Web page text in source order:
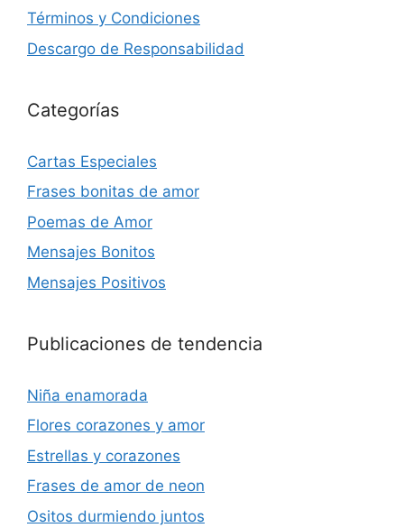
Términos y Condiciones
Descargo de Responsabilidad
Categorías
Cartas Especiales
Frases bonitas de amor
Poemas de Amor
Mensajes Bonitos
Mensajes Positivos
Publicaciones de tendencia
Niña enamorada
Flores corazones y amor
Estrellas y corazones
Frases de amor de neon
Ositos durmiendo juntos